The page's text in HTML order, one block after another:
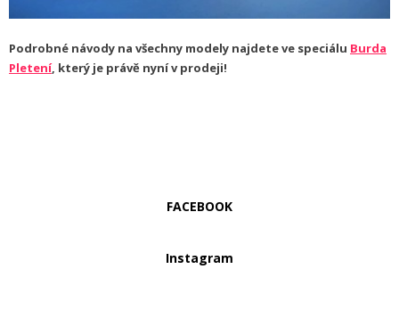
Podrobné návody na všechny modely najdete ve speciálu Burda
Pletení, který je právě nyní v prodeji!
FACEBOOK
Instagram